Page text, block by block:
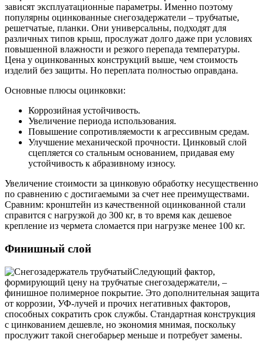
зависят эксплуатационные параметры. Именно поэтому
популярны оцинкованные снегозадержатели – трубчатые,
решетчатые, планки. Они универсальны, подходят для
различных типов крыш, прослужат долго даже при условиях
повышенной влажности и резкого перепада температуры.
Цена у оцинкованных конструкций выше, чем стоимость
изделий без защиты. Но переплата полностью оправдана.
Основные плюсы оцинковки:
Коррозийная устойчивость.
Увеличение периода использования.
Повышение сопротивляемости к агрессивным средам.
Улучшение механической прочности. Цинковый слой
сцепляется со стальным основанием, придавая ему
устойчивость к абразивному износу.
Увеличение стоимости за цинковую обработку несущественно
по сравнению с достигаемыми за счет нее преимуществами.
Сравним: кронштейн из качественной оцинкованной стали
справится с нагрузкой до 300 кг, в то время как дешевое
крепление из чермета сломается при нагрузке менее 100 кг.
Финишный слой
Следующий фактор,
формирующий цену на трубчатые снегозадержатели, –
финишное полимерное покрытие. Это дополнительная защита
от коррозии, УФ-лучей и прочих негативных факторов,
способных сократить срок службы. Стандартная конструкция
с цинкованием дешевле, но экономия мнимая, поскольку
прослужит такой снегобарьер меньше и потребует замены.